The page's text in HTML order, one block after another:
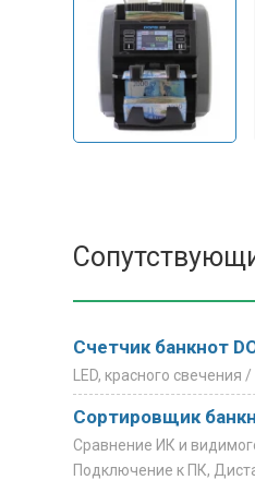
Счетчик банкнот
LED, красного свечения /
Сортировщик
Сравнение ИК и
Подключение к ПК,